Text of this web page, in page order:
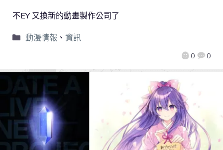
0 0
不EY 又換新的動畫製作公司了
動漫情報 、 資訊